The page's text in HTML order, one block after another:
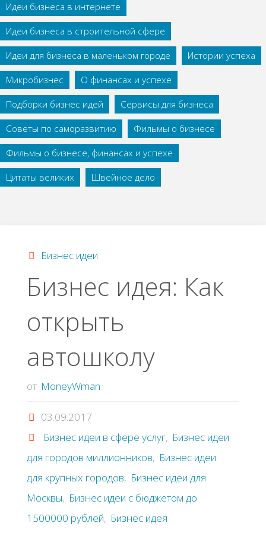
Идеи бизнеса в интернете
Идеи бизнеса в строительной сфере
Идеи для бизнеса в маленьком городе
Истории успеха
Микробизнес
О финансах и успехе
Подборки бизнес идей
Сервисы для бизнеса
Советы по саморазвитию
Фильмы о бизнесе
Фильмы о бизнесе, финансах и успехе
Цитаты великих
Швейное дело
Бизнес идеи
Бизнес идея: Как
открыть
автошколу
от MoneyWman
03.09.2017
Бизнес идеи в сфере услуг, Бизнес идеи
для городов миллионников, Бизнес идеи
для крупных городов, Бизнес идеи для
Москвы, Бизнес идеи с бюджетом до
1500000 рублей, Бизнес идея